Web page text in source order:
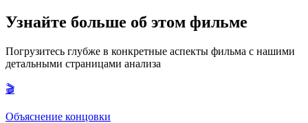
Узнайте больше об этом фильме
Погрузитесь глубже в конкретные аспекты фильма с нашими
детальными страницами анализа
🎬
Объяснение концовки